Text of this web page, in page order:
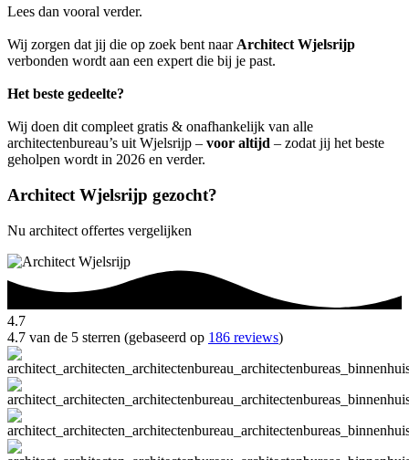
Lees dan vooral verder.
Wij zorgen dat jij die op zoek bent naar Architect Wjelsrijp
verbonden wordt aan een expert die bij je past.
Het beste gedeelte?
Wij doen dit compleet gratis & onafhankelijk van alle
architectenbureau’s uit Wjelsrijp – voor altijd – zodat jij het beste
geholpen wordt in 2026 en verder.
Architect Wjelsrijp gezocht?
Nu architect offertes vergelijken
4.7
4.7 van de 5 sterren (gebaseerd op 186 reviews)